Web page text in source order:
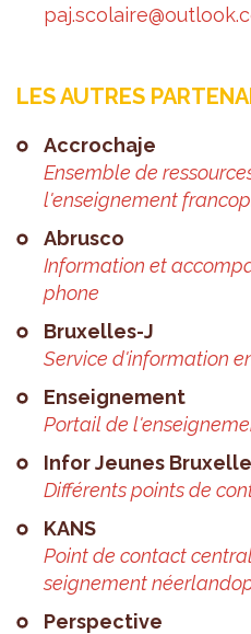
LES AUTRES
Accro­chaje
Ensemble de
l'en­sei­gne­ment
Abrusco
Infor­ma­tion et
phone
Bruxelles-J
Ser­vice d'in­for­ma­tion
Ensei­gne­ment
Por­tail de
Infor Jeunes
Dif­fé­rents points de
KANS
Point de contact
sei­gne­ment
Pers­pec­tive